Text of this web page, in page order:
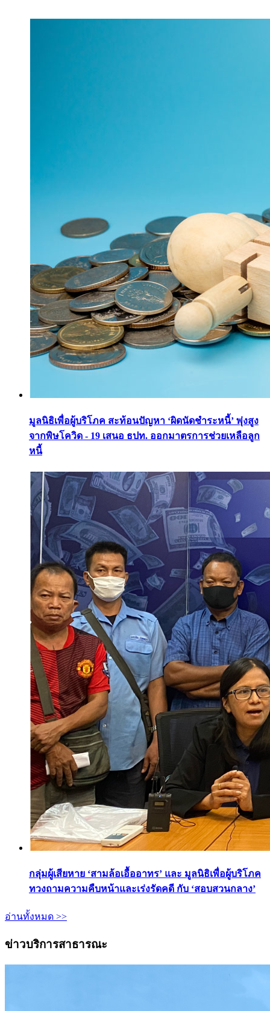
มูลนิธิเพื่อผู้บริโภค สะท้อนปัญหา ‘ผิดนัดชำระหนี้’ พุ่งสูง
จากพิษโควิด - 19 เสนอ ธปท. ออกมาตรการช่วยเหลือลูก
หนี้
กลุ่มผู้เสียหาย ‘สามล้อเอื้ออาทร’ และ มูลนิธิเพื่อผู้บริโภค
ทวงถามความคืบหน้าและเร่งรัดคดี กับ ‘สอบสวนกลาง’
อ่านทั้งหมด >>
ข่าวบริการสาธารณะ